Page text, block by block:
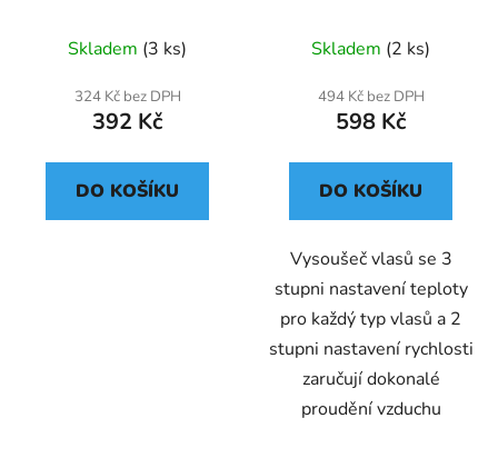
Skladem (3 ks)
324 Kč bez DPH
392 Kč
DO KOŠÍKU
Skladem (2 ks)
494 Kč bez DPH
598 Kč
DO KOŠÍKU
Vysoušeč vlasů se 3
stupni nastavení teploty
pro každý typ vlasů a 2
stupni nastavení rychlosti
zaručují dokonalé
proudění vzduchu